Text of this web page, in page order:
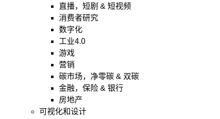
直播，短剧 & 短视频
消费者研究
数字化
工业4.0
游戏
营销
碳市场，净零碳 & 双碳
金融，保险 & 银行
房地产
可视化和设计